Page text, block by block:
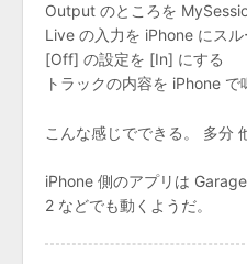
Output のところを
Live の入力を iPhone にス
[Off] の設定を [In] にする
トラックの内容を iPhone
こんな感じでできる。 多分
iPhone 側のアプリは
2 などでも動くようだ。